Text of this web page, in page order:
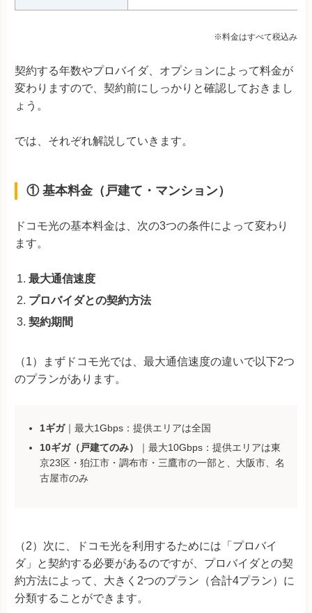
※料金はすべて税込み
契約する年数やプロバイダ、オプションによって料金が
変わりますので、契約前にしっかりと確認しておきまし
ょう。
では、それぞれ解説していきます。
① 基本料金（戸建て・マンション）
ドコモ光の基本料金は、次の3つの条件によって変わり
ます。
最大通信速度
プロバイダとの契約方法
契約期間
（1）まずドコモ光では、最大通信速度の違いで以下2つ
のプランがあります。
1ギガ｜最大1Gbps：提供エリアは全国
10ギガ（戸建てのみ）
｜最大10Gbps：提供エリアは東
京23区・狛江市・調布市・三鷹市の一部と、大阪市、名
古屋市のみ
（2）次に、ドコモ光を利用するためには「プロバイ
ダ」と契約する必要があるのですが、プロバイダとの契
約方法によって、大きく2つのプラン（合計4プラン）に
分類することができます。